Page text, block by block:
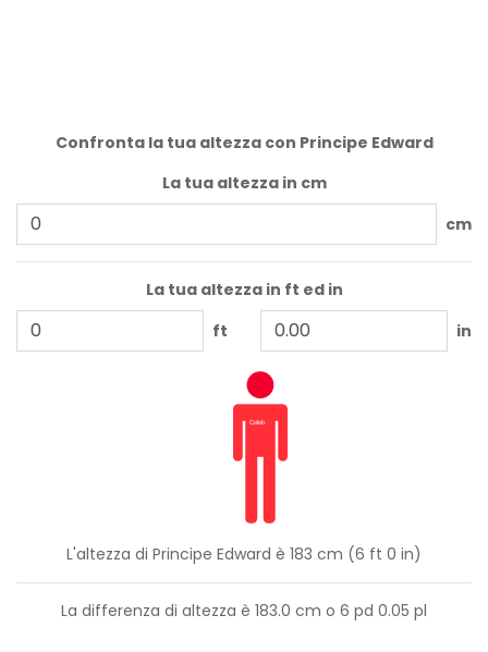
Confronta la tua altezza con Principe Edward
La tua altezza in cm
cm
La tua altezza in ft ed in
ft
in
L'altezza di Principe Edward è 183 cm (6 ft 0 in)
La differenza di altezza è 183.0 cm o 6 pd 0.05 pl